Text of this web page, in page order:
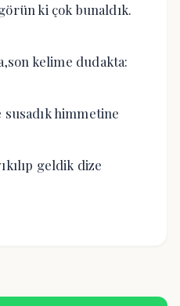
ki çok bunaldık.
kelime dudakta:
himmetine
geldik dize